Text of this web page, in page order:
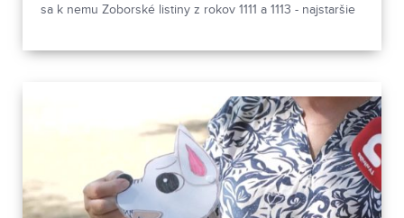
sa k nemu Zoborské listiny z rokov 1111 a 1113 - najstaršie